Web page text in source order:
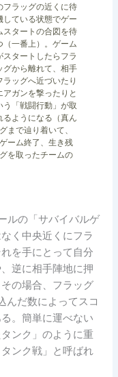
フラッグの近くに待
している状態でゲー
スタートの合図を待
（一番上）。ゲーム
スタートしたらフラ
グから離れて、相手
ラッグへ近づいたり
アガンを撃ったりと
う「戦闘行動」が取
るようになる（真ん
まで辿り着いて、
ーム終了、生き残
を取ったチームの
ルの「サバイバルゲ
く中央近くにフラ
を手にとって自分
逆に相手陣地に押
の場合、フラッグ
んだ数によってスコ
。簡単に運べない
ンク」のように重
ンク戦」と呼ばれ